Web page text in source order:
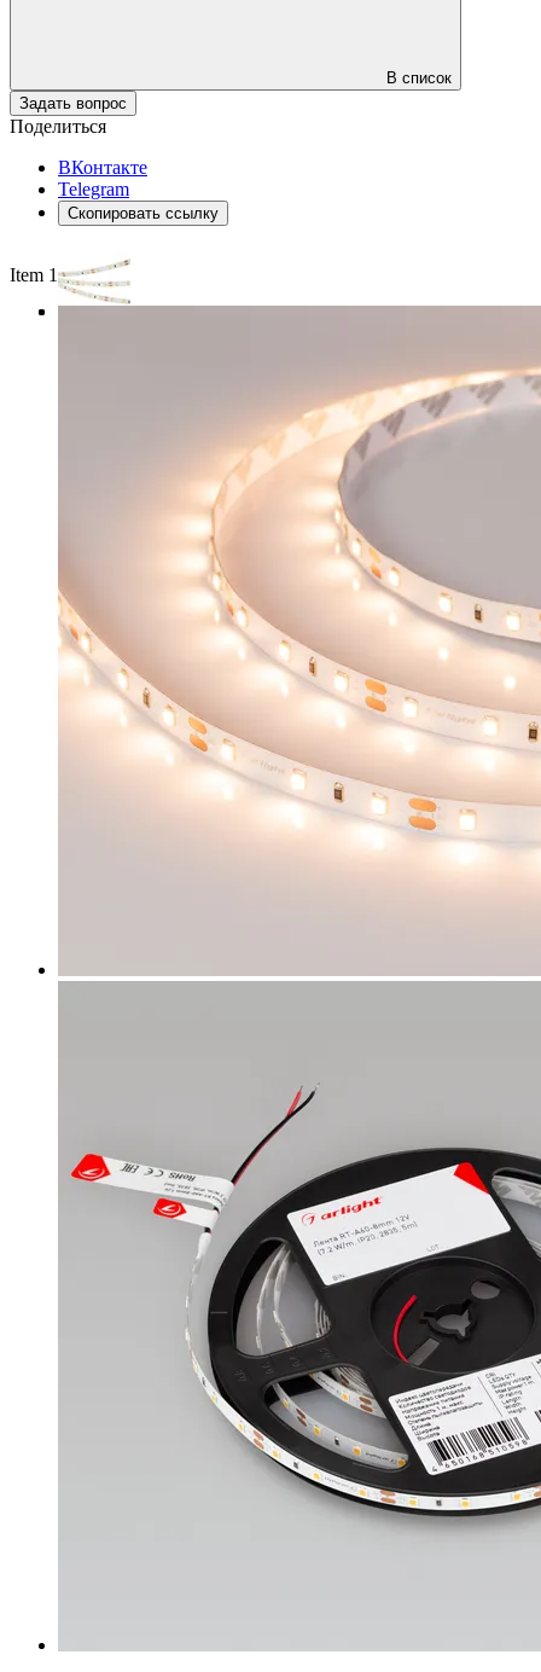
В список
Задать вопрос
Поделиться
ВКонтакте
Telegram
Скопировать ссылку
Item 1 of 3